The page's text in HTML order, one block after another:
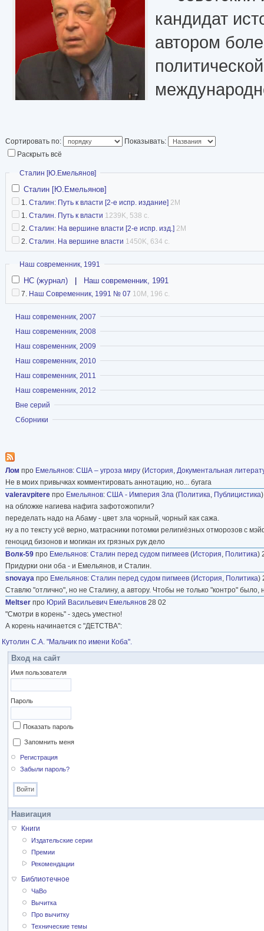
кандидат
автором
десятков книг.
Статья в Википедии
Сортировать по:
Показывать:
Раскрыть всё
Скрыть
Сталин [Ю.Емельянов]
Сталин [Ю.Емельянов]
1. Сталин: Путь к власти [2-е испр. издание] 2M
1. Сталин. Путь к власти 1239K, 538 с.
2. Сталин: На вершине власти [2-е испр. изд.] 2M
2. Сталин. На вершине власти 1450K, 634 с.
Скрыть
Наш современник, 1991
НС (журнал) Наш современник, 1991
7. Наш Современник, 1991 № 07 10M, 196 с.
Показать
Наш современник, 2007
Показать
Наш современник, 2008
Показать
Наш современник, 2009
Показать
Наш современник, 2010
Показать
Наш современник, 2011
Показать
Наш современник, 2012
Показать
Вне серий
Показать
Сборники
Лом про Емельянов: США – угроза миру (История, Документальная
Не в моих привычках комментировать аннотацию, но... бугага
vаleravpitere про Емельянов: США - Империя Зла (Политика, Публицистика
на обложке нагиева нафига зафотожопили?
переделать надо на Абаму - цвет зла чорный, чорный как сажа.
ну а по тексту усё верно, матрасники потомки религиёзных отморозов с
геноцид бизонов и могикан их грязных рук дело
Волк-59 про Емельянов: Сталин перед судом пигмеев (История, Политика)
Придурки они оба - и Емельянов, и Сталин.
snovaya про Емельянов: Сталин перед судом пигмеев (История, Политика)
Ставлю "отлично", но не Сталину, а автору. Чтобы не только "контро" было,
Meltser про Юрий Васильевич Емельянов 28 02
"Смотри в корень" - здесь уместно!
А корень начинается с "ДЕТСТВА":
Кутолин С.А. "Мальчик по имени Коба".
Вход на сайт
Имя пользователя
Пароль
Показать пароль
Запомнить меня
Регистрация
Забыли пароль?
Навигация
Книги
Издательские серии
Премии
Рекомендации
Библиотечное
ЧаВо
Вычитка
Про вычитку
Технические темы